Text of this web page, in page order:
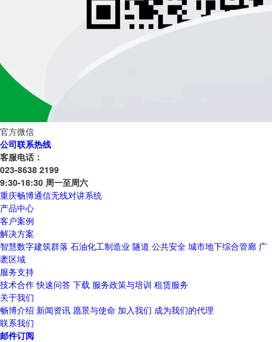
官方微信
公司联系热线
客服电话：
023-8638 2199
9:30-18:30 周一至周六
重庆畅博通信无线对讲系统
产品中心
客户案例
解决方案
智慧数字建筑群落 石油化工制造业 隧道 公共安全 城市地下综合管廊 广
袤区域
服务支持
技术合作 快速问答 下载 服务政策与培训 租赁服务
关于我们
畅博介绍 新闻资讯 愿景与使命 加入我们 成为我们的代理
联系我们
邮件订阅